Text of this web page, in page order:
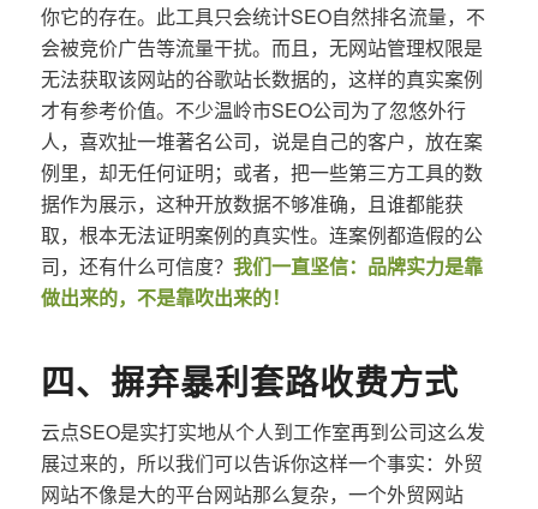
你它的存在。此工具只会统计SEO自然排名流量，不
会被竞价广告等流量干扰。而且，无网站管理权限是
无法获取该网站的谷歌站长数据的，这样的真实案例
才有参考价值。不少温岭市SEO公司为了忽悠外行
人，喜欢扯一堆著名公司，说是自己的客户，放在案
例里，却无任何证明；或者，把一些第三方工具的数
据作为展示，这种开放数据不够准确，且谁都能获
取，根本无法证明案例的真实性。连案例都造假的公
司，还有什么可信度？ 我们一直坚信：品牌实力是靠
做出来的，不是靠吹出来的！
四、摒弃暴利套路收费方式
云点SEO是实打实地从个人到工作室再到公司这么发
展过来的，所以我们可以告诉你这样一个事实：外贸
网站不像是大的平台网站那么复杂，一个外贸网站